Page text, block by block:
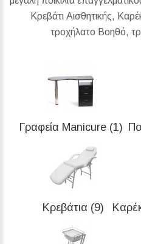
Κρεβάτι Αισθητικής,
τροχήλατο Βοηθό,
Γραφεία Manicure (1)
Κρεβάτια (9)